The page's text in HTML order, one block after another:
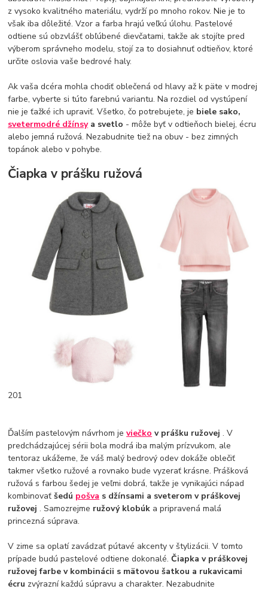
z vysoko kvalitného materiálu, vydrží po mnoho rokov. Nie je to
však iba dôležité. Vzor a farba hrajú veľkú úlohu. Pastelové
odtiene sú obzvlášť obľúbené dievčatami, takže ak stojíte pred
výberom správneho modelu, stojí za to dosiahnuť odtieňov, ktoré
určite oslovia vaše bedrové haly.
Ak vaša dcéra mohla chodiť oblečená od hlavy až k päte v modrej
farbe, vyberte si túto farebnú variantu. Na rozdiel od vystúpení
nie je ťažké ich upraviť. Všetko, čo potrebujete, je biele sako,
svetermodré džínsya svetlo - môže byť v odtieňoch bielej, écru
alebo jemná ružová. Nezabudnite tiež na obuv - bez zimných
topánok alebo v pohybe.
Čiapka v prášku ružová
201
Ďalším pastelovým návrhom jeviečko v prášku ružovej. V
predchádzajúcej sérii bola modrá iba malým prízvukom, ale
tentoraz ukážeme, že váš malý bedrový odev dokáže oblečiť
takmer všetko ružové a rovnako bude vyzerať krásne. Prášková
ružová s farbou šedej je veľmi dobrá, takže je vynikajúci nápad
kombinovaťšedú pošva s džínsami a sveterom v práškovej
ružovej. Samozrejme ružový klobúk a pripravená malá
princezná súprava.
V zime sa oplatí zavádzať pútavé akcenty v štylizácii. V tomto
prípade budú pastelové odtiene dokonalé.Čiapka v práškovej
ružovej farbe v kombinácii s mätovou šatkou a rukavicami
écru zvýrazní každú súpravu a charakter. Nezabudnite